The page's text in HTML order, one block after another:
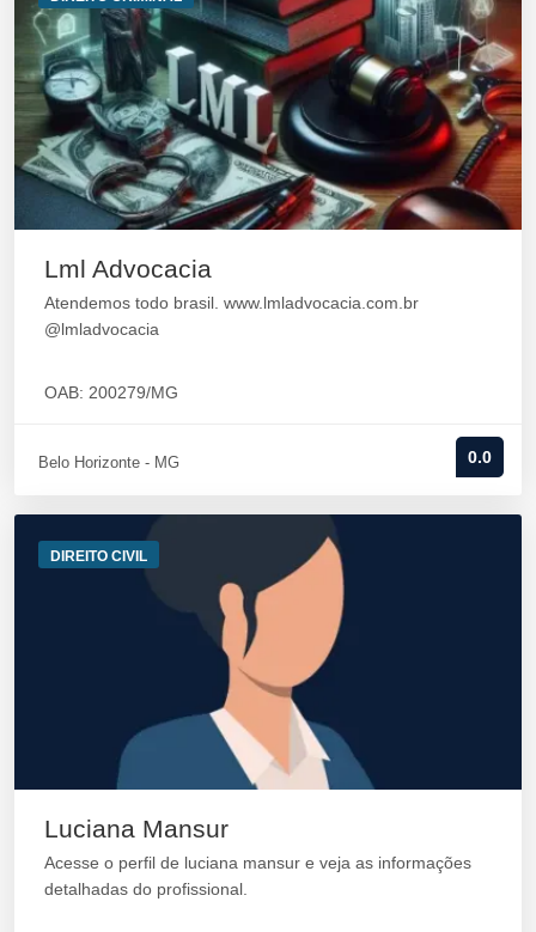
Lml Advocacia
Atendemos todo brasil. www.lmladvocacia.com.br
@lmladvocacia
OAB: 200279/MG
Belo Horizonte - MG 0.0
DIREITO CIVIL
Luciana Mansur
Acesse o perfil de luciana mansur e veja as informações
detalhadas do profissional.